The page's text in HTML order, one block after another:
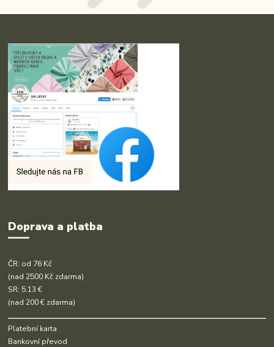
Doprava a platba
ČR: od 76 Kč
(nad 2500 Kč zdarma)
SR: 5.13 €
(nad 200 € zdarma)
Platební karta
Bankovní převod